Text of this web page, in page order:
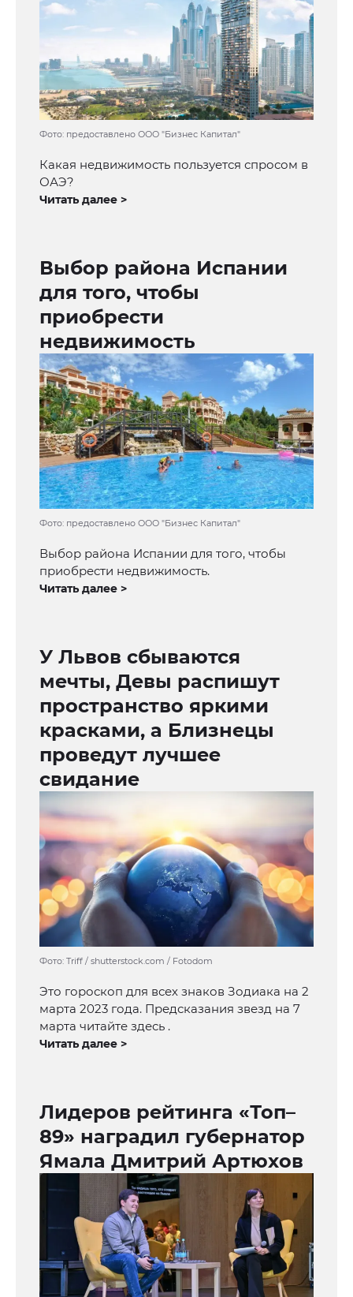
Фото: предоставлено ООО "Бизнес Капитал"
Какая недвижимость пользуется спросом в
ОАЭ?
Читать далее >
Выбор района Испании
для того, чтобы
приобрести
недвижимость
Фото: предоставлено ООО "Бизнес Капитал"
Выбор района Испании для того, чтобы
приобрести недвижимость.
Читать далее >
У Львов сбываются
мечты, Девы распишут
пространство яркими
красками, а Близнецы
проведут лучшее
свидание
Фото: Triff / shutterstock.com / Fotodom
Это гороскоп для всех знаков Зодиака на 2
марта 2023 года. Предсказания звезд на 7
марта читайте здесь .
Читать далее >
Лидеров рейтинга «Топ–
89» наградил губернатор
Ямала Дмитрий Артюхов